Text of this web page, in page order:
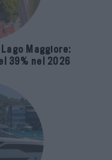
Maggiore:
39% nel 2026